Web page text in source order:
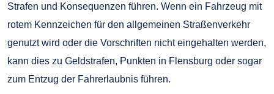
Strafen und Konsequenzen führen. Wenn ein Fahrzeug mit
rotem Kennzeichen für den allgemeinen Straßenverkehr
genutzt wird oder die Vorschriften nicht eingehalten werden,
kann dies zu Geldstrafen, Punkten in Flensburg oder sogar
zum Entzug der Fahrerlaubnis führen.